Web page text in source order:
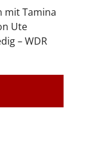
mit Tamina
Ute
– WDR